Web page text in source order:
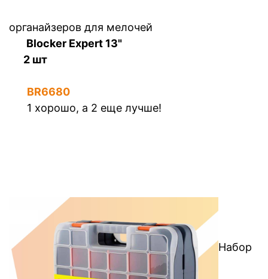
органайзеров для мелочей
Blocker Expert 13"
2 шт
BR6680
1 хорошо, а 2 еще лучше!
Набор